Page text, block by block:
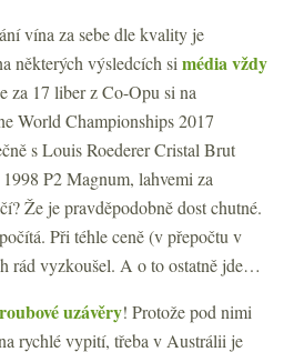
vína za sebe dle kvality je
některých výsledcích si média vždy
za 17 liber z Co-Opu si na
World Championships 2017
s Louis Roederer Cristal Brut
P2 Magnum, lahvemi za
Že je pravděpodobně dost chutné.
Při téhle ceně (v přepočtu v
rád vyzkoušel. A o to ostatně jde…
uzávěry! Protože pod nimi
rychlé vypití, třeba v Austrálii je